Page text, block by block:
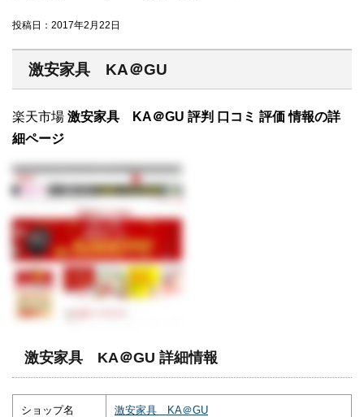
投稿日： 2017年2月22日
激安家具 KA＠GU
楽天市場 激安家具 KA＠GU 評判 口コミ 評価 情報の詳
細ページ
激安家具 KA＠GU 詳細情報
ショップ名 激安家具 KA＠GU